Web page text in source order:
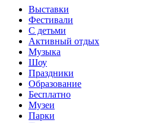
Выставки
Фестивали
С детьми
Активный отдых
Музыка
Шоу
Праздники
Образование
Бесплатно
Музеи
Парки